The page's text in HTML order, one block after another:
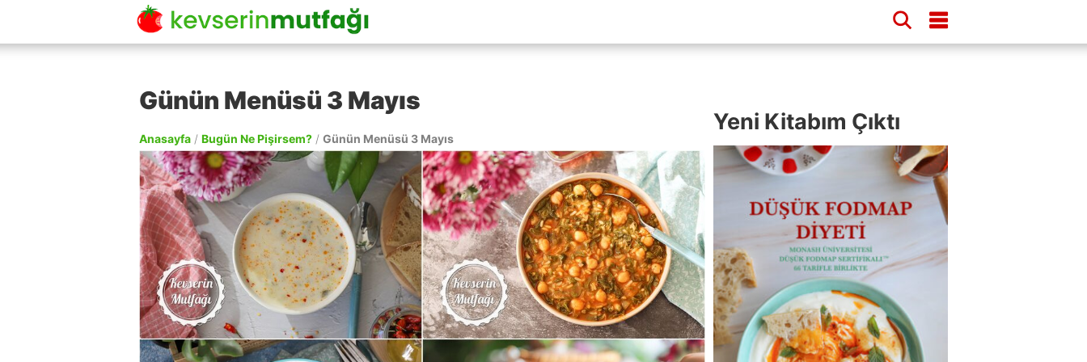
Günün Menüsü 3 Mayıs
Anasayfa / Bugün Ne Pişirsem? / Günün Menüsü 3 Mayıs
Yeni Kitabım Çıktı